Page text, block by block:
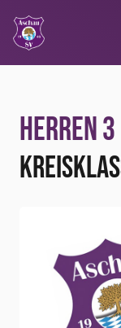
Herren 3